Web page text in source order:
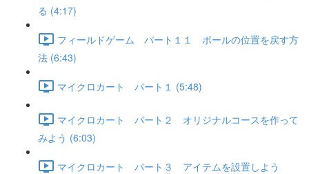
る (4:17)
フィールドゲーム パート１１ ボールの位置を戻す方
法 (6:43)
マイクロカート パート１ (5:48)
マイクロカート パート２ オリジナルコースを作って
みよう (6:03)
マイクロカート パート３ アイテムを設置しよう